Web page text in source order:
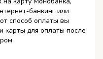
банкинг или
способ оплаты вы
карты для оплаты после